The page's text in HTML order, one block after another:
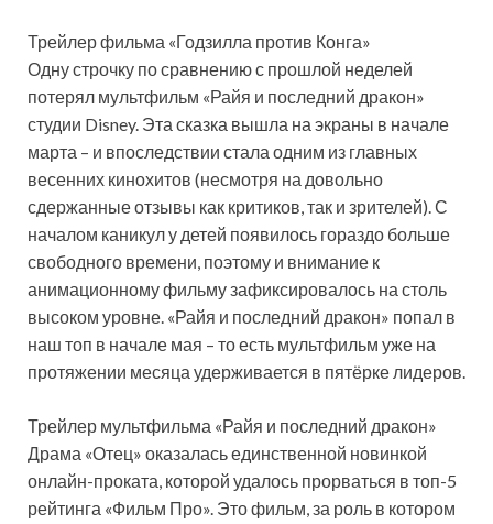
Трейлер фильма «Годзилла против Конга»
Одну строчку по сравнению с прошлой неделей
потерял мультфильм «Райя и последний дракон»
студии Disney. Эта сказка вышла на экраны в начале
марта – и впоследствии стала одним из главных
весенних кинохитов (несмотря на довольно
сдержанные отзывы как критиков, так и зрителей). С
началом каникул у детей появилось гораздо больше
свободного времени, поэтому и внимание к
анимационному фильму зафиксировалось на столь
высоком уровне. «Райя и последний дракон» попал в
наш топ в начале мая – то есть мультфильм уже на
протяжении месяца удерживается в пятёрке лидеров.
Трейлер мультфильма «Райя и последний дракон»
Драма «Отец» оказалась единственной новинкой
онлайн-проката, которой удалось прорваться в топ-5
рейтинга «Фильм Про». Это фильм, за роль в котором